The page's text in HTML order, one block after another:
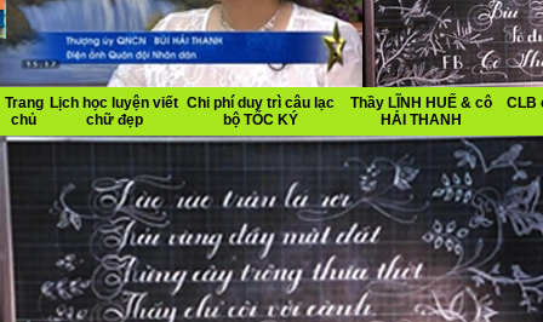
Trang
chủ
Lịch học luyện viết
chữ đẹp
Chi phí duy trì câu lạc
bộ TỐC KÝ
Thầy LĨNH HUẾ & cô
HẢI THANH
CLB